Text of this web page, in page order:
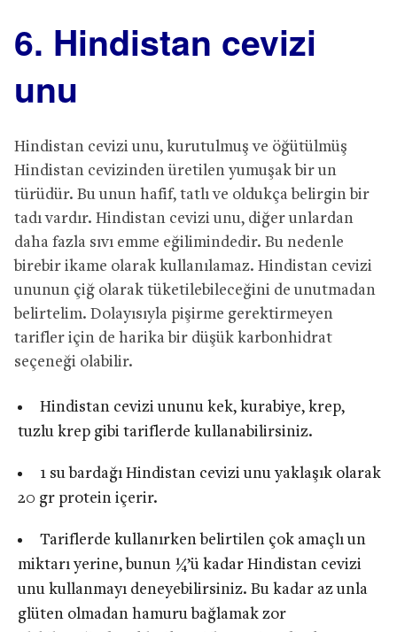
6. Hindistan cevizi
unu
Hindistan cevizi unu, kurutulmuş ve öğütülmüş
Hindistan cevizinden üretilen yumuşak bir un
türüdür. Bu unun hafif, tatlı ve oldukça belirgin bir
tadı vardır. Hindistan cevizi unu, diğer unlardan
daha fazla sıvı emme eğilimindedir. Bu nedenle
birebir ikame olarak kullanılamaz. Hindistan cevizi
ununun çiğ olarak tüketilebileceğini de unutmadan
belirtelim. Dolayısıyla pişirme gerektirmeyen
tarifler için de harika bir düşük karbonhidrat
seçeneği olabilir.
Hindistan cevizi ununu kek, kurabiye, krep,
tuzlu krep gibi tariflerde kullanabilirsiniz.
1 su bardağı Hindistan cevizi unu yaklaşık olarak
20 gr protein içerir.
Tariflerde kullanırken belirtilen çok amaçlı un
miktarı yerine, bunun ¼’ü kadar Hindistan cevizi
unu kullanmayı deneyebilirsiniz. Bu kadar az unla
glüten olmadan hamuru bağlamak zor